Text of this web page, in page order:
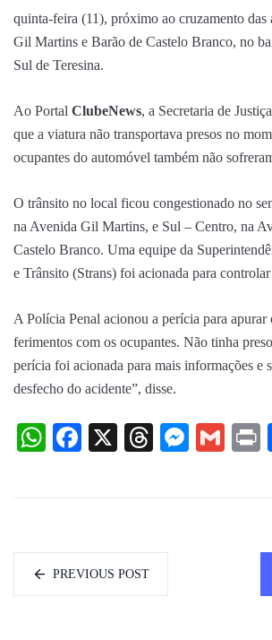
quinta-feira (11), próximo ao cruzamento das
Gil Martins e Barão de Castelo Branco, no
Sul de Teresina.
Ao Portal ClubeNews, a Secretaria de
que a viatura não transportava presos no
ocupantes do automóvel também não
O trânsito no local ficou congestionado no
na Avenida Gil Martins, e Sul – Centro, na
Castelo Branco. Uma equipe da
e Trânsito (Strans) foi acionada para
A Polícia Penal acionou a perícia para apurar
ferimentos com os ocupantes. Não tinha
perícia foi acionada para mais informações e
desfecho do acidente”, disse.
WhatsApp
Facebook
X Threads
PREVIOUS POST